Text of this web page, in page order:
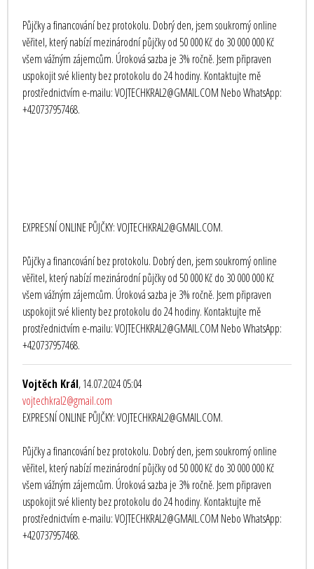
Půjčky a financování bez protokolu. Dobrý den, jsem soukromý online
věřitel, který nabízí mezinárodní půjčky od 50 000 Kč do 30 000 000 Kč
všem vážným zájemcům. Úroková sazba je 3% ročně. Jsem připraven
uspokojit své klienty bez protokolu do 24 hodiny. Kontaktujte mě
prostřednictvím e-mailu: VOJTECHKRAL2@GMAIL.COM Nebo WhatsApp:
+420737957468.
EXPRESNÍ ONLINE PŮJČKY: VOJTECHKRAL2@GMAIL.COM.
Půjčky a financování bez protokolu. Dobrý den, jsem soukromý online
věřitel, který nabízí mezinárodní půjčky od 50 000 Kč do 30 000 000 Kč
všem vážným zájemcům. Úroková sazba je 3% ročně. Jsem připraven
uspokojit své klienty bez protokolu do 24 hodiny. Kontaktujte mě
prostřednictvím e-mailu: VOJTECHKRAL2@GMAIL.COM Nebo WhatsApp:
+420737957468.
Vojtěch Král, 14.07.2024 05:04
vojtechkral2@gmail.com
EXPRESNÍ ONLINE PŮJČKY: VOJTECHKRAL2@GMAIL.COM.
Půjčky a financování bez protokolu. Dobrý den, jsem soukromý online
věřitel, který nabízí mezinárodní půjčky od 50 000 Kč do 30 000 000 Kč
všem vážným zájemcům. Úroková sazba je 3% ročně. Jsem připraven
uspokojit své klienty bez protokolu do 24 hodiny. Kontaktujte mě
prostřednictvím e-mailu: VOJTECHKRAL2@GMAIL.COM Nebo WhatsApp:
+420737957468.